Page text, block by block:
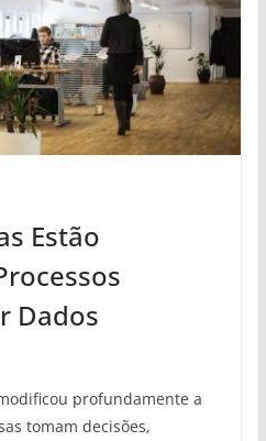
Estão
Dados
profundamente a
tomam decisões,